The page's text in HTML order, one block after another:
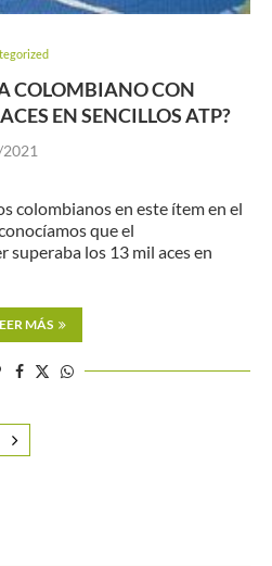
COLOMBIANO CON
EN SENCILLOS ATP?
colombianos en este ítem en el
que el
superaba los 13 mil aces en
MÁS